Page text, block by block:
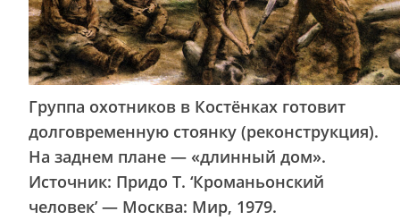
Группа охотников в Костёнках готовит
долговременную стоянку (реконструкция).
На заднем плане — «длинный дом».
Источник: Придо Т. ‘Кроманьонский
человек’ — Москва: Мир, 1979.